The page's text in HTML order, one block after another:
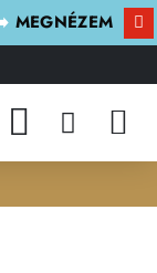
MEGNÉZEM